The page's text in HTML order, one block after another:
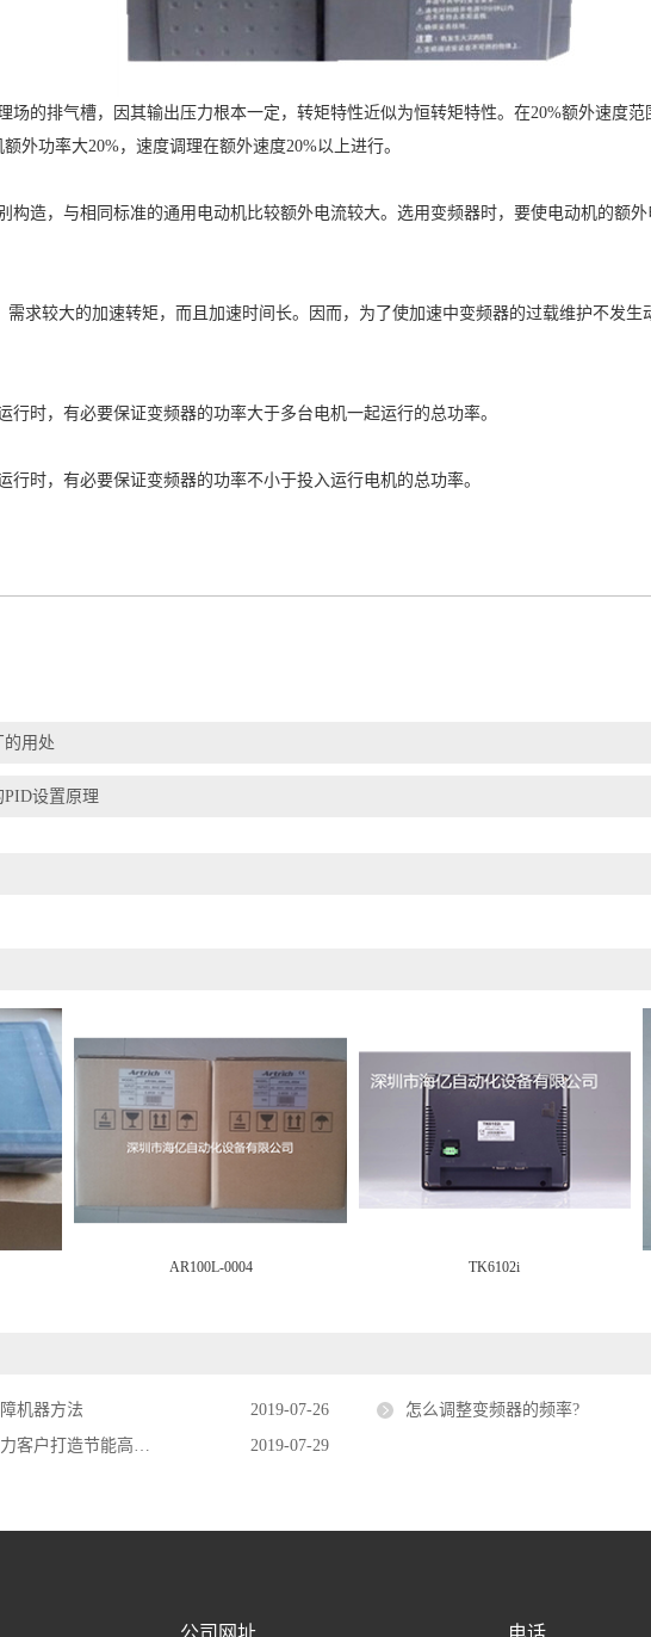
场的排气槽，因其输出压力根本一定，转矩特性近似为恒转矩特性。在20%额外速度
外功率大20%，速度调理在额外速度20%以上进行。
构造，与相同标准的通用电动机比较额外电流较大。选用变频器时，要使电动机的额
求较大的加速转矩，而且加速时间长。因而，为了使加速中变频器的过载维护不发
行时，有必要保证变频器的功率大于多台电机一起运行的总功率。
行时，有必要保证变频器的功率不小于投入运行电机的总功率。
的用处
设置原理
AR100L-0004 TK6102i
机器方法 2019-07-26 怎么调整变频器的频率?
打造节能高效绿工厂
2019-07-29
公司网址 电话